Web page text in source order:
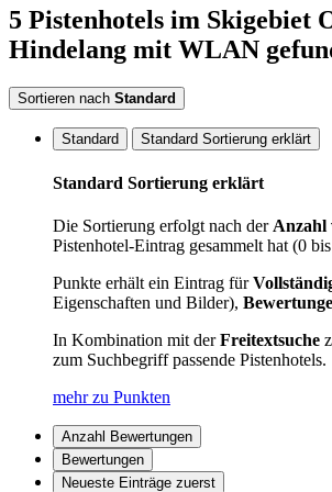
5 Pistenhotels im Skigebiet
Hindelang mit WLAN
Sortieren nach Standard
Standard Standard Sortierung erklärt
Standard Sortierung erklärt
Die Sortierung erfolgt nach der Anzahl
Pistenhotel-Eintrag gesammelt hat (0
Punkte erhält ein Eintrag für
Eigenschaften und Bilder),
In Kombination mit derFreitextsuche
zum Suchbegriff passende Pistenhotels.
mehr zu Punkten
Anzahl Bewertungen
Bewertungen
Neueste Einträge zuerst